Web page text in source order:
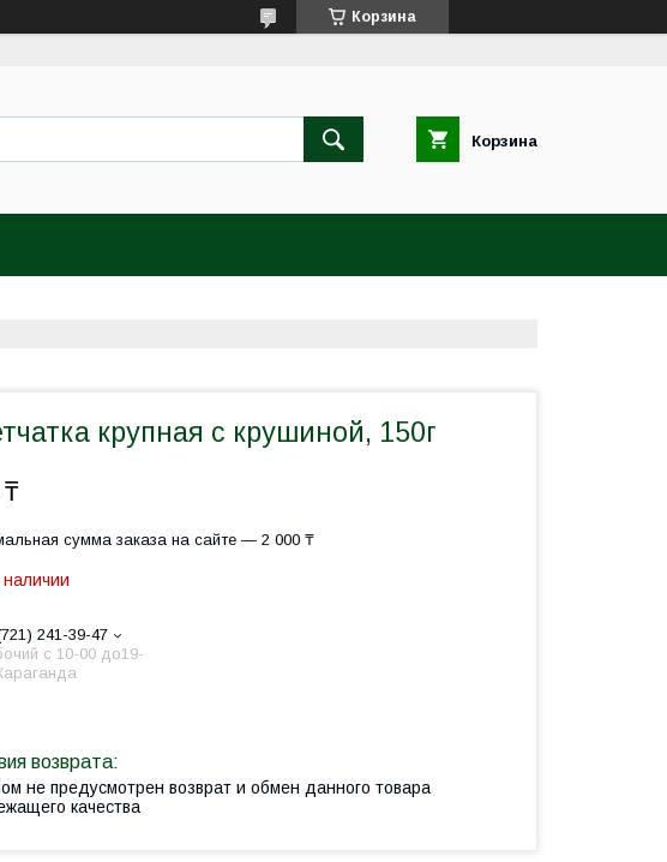
Корзина
Корзина
крупная с крушиной, 150г
сумма заказа на сайте — 2 000 ₸
241-39-47
с 10-00 до19-
не предусмотрен возврат и обмен данного товара
качества